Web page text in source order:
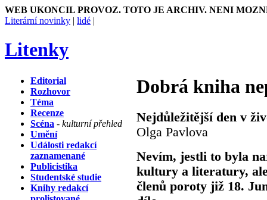
WEB UKONCIL PROVOZ. TOTO JE ARCHIV. NENI
Literární novinky | lidé |
Litenky
Editorial
Rozhovor
Téma
Recenze
Scéna - kulturní přehled
Umění
Události redakcí
zaznamenané
Publicistika
Studentské studie
Knihy redakcí
Dobrá kniha
Nejdůležitější den v
Olga Pavlova
Nevím, jestli to byla
kultury a literatury,
členů poroty již 18.